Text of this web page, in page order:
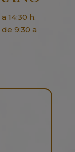
14:30 h.
9:30 a